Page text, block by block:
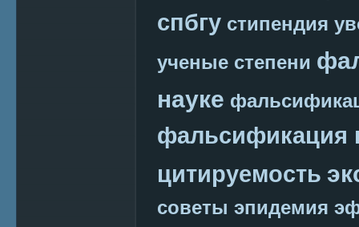
спбгу стипендия
ученые степени
науке
фальсификация
цитируемость
советы эпидемия